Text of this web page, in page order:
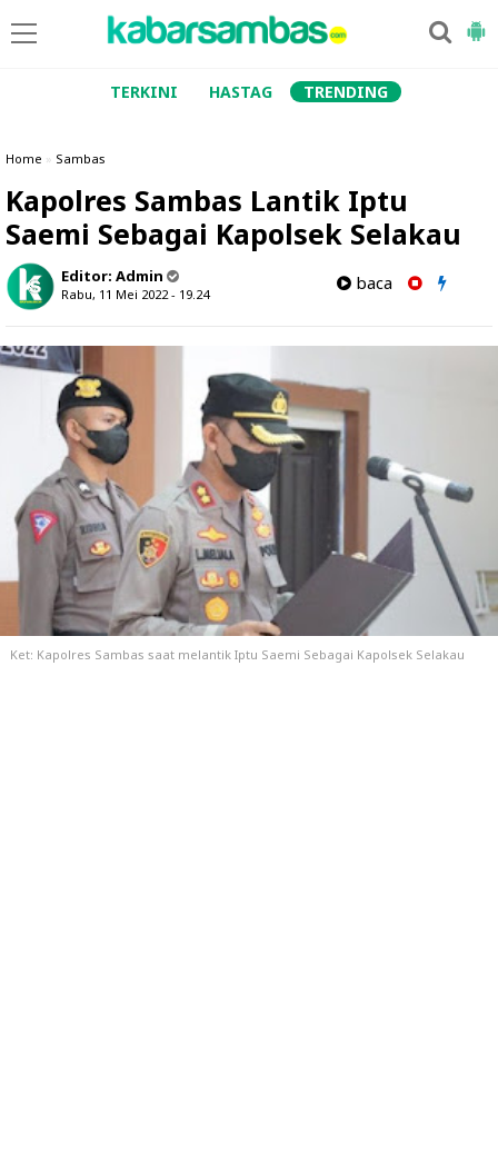
TERKINI HASTAG TRENDING
Home » Sambas
Kapolres Sambas Lantik Iptu
Saemi Sebagai Kapolsek Selakau
Editor: Admin
Rabu, 11 Mei 2022 - 19.24
baca
Ket: Kapolres Sambas saat melantik Iptu Saemi Sebagai Kapolsek Selakau